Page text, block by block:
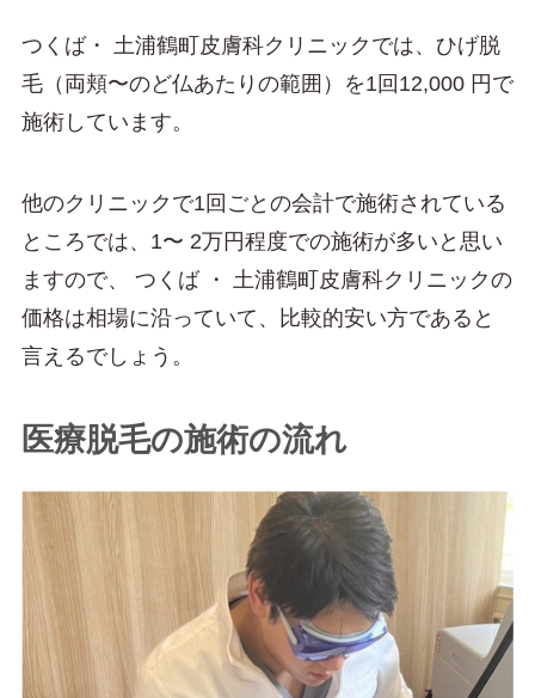
つくば・ 土浦鶴町皮膚科クリニックでは、ひげ脱
毛（両頬〜のど仏あたりの範囲）を1回12,000 円で
施術しています。
他のクリニックで1回ごとの会計で施術されている
ところでは、1〜 2万円程度での施術が多いと思い
ますので、 つくば ・ 土浦鶴町皮膚科クリニックの
価格は相場に沿っていて、比較的安い方であると
言えるでしょう。
医療脱毛の施術の流れ